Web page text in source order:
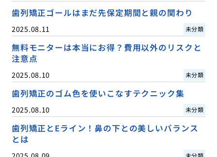
歯列矯正ゴールはまだ先保定期間と親の関わり
2025.08.11 未分類
無料モニターは本当にお得？費用以外のリスクと
注意点
2025.08.10 未分類
歯列矯正のゴム色を使いこなすテクニック集
2025.08.10 未分類
歯列矯正とEライン！鼻の下との美しいバランス
とは